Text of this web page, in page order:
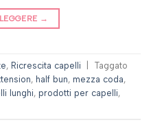
→
, Ricrescita capelli
Taggato
, half bun, mezza coda,
lunghi, prodotti per capelli,